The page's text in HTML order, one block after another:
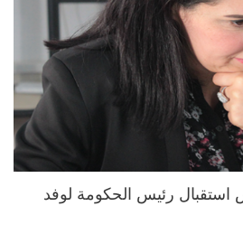
رئيس الحكومة لوفد